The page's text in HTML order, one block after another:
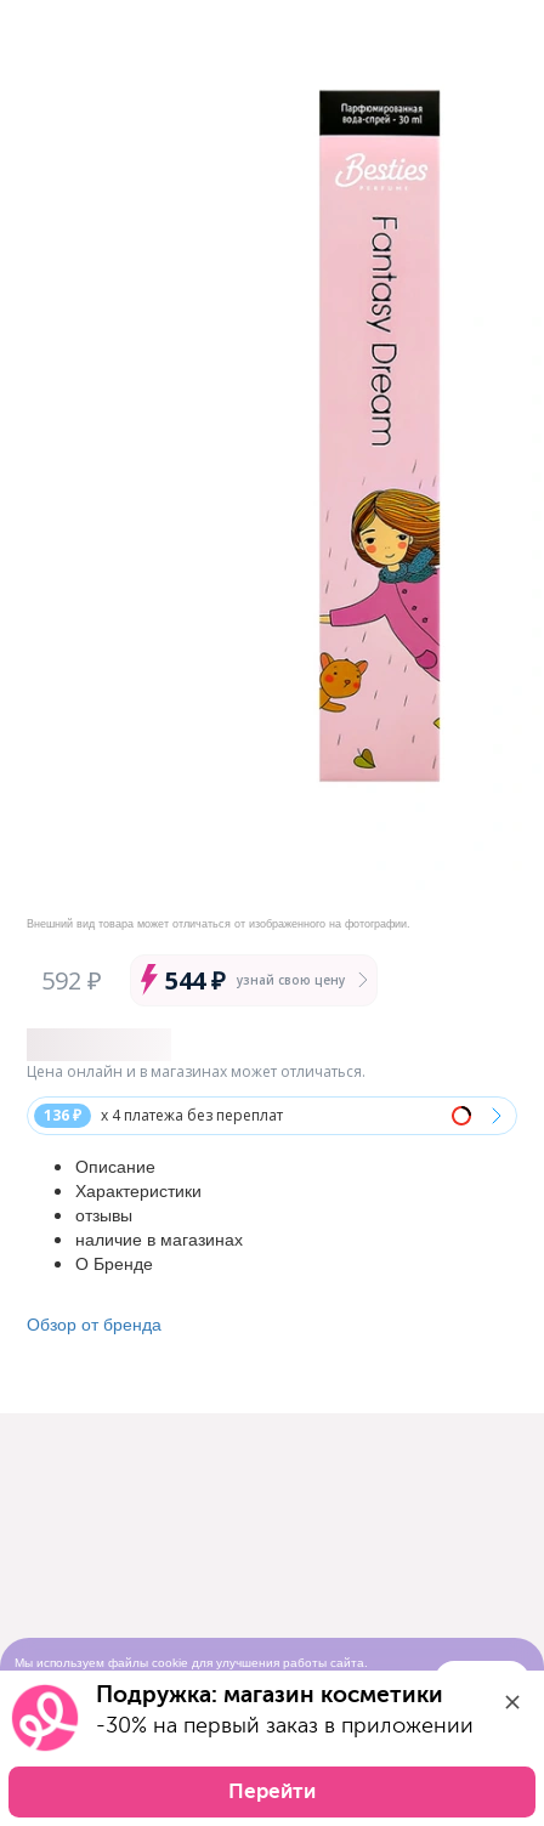
Внешний вид товара может отличаться от изображенного на фотографии.
592 ₽ 544 ₽ узнай свою цену
136 ₽ x 4 платежа без переплат
Цена онлайн и в магазинах может отличаться.
Описание
Характеристики
отзывы
наличие в магазинах
О Бренде
Обзор от бренда
Мы используем файлы cookie для улучшения работы сайта.
использования cookie-файловПодружка: магазин косметики
-30% на первый заказ в приложении
Перейти